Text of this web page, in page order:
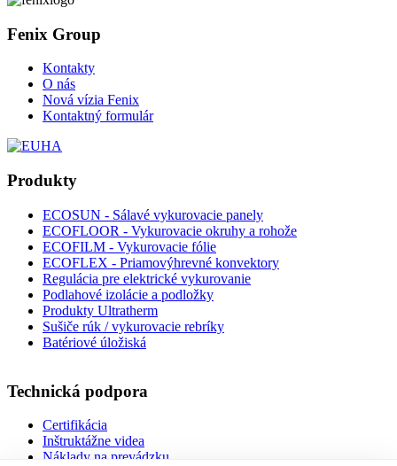
Fenix Group
Kontakty
O nás
Nová vízia Fenix
Kontaktný formulár
Produkty
ECOSUN - Sálavé vykurovacie panely
ECOFLOOR - Vykurovacie okruhy a rohože
ECOFILM - Vykurovacie fólie
ECOFLEX - Priamovýhrevné konvektory
Regulácia pre elektrické vykurovanie
Podlahové izolácie a podložky
Produkty Ultratherm
Sušiče rúk / vykurovacie rebríky
Batériové úložiská
Technická podpora
Certifikácia
Inštruktážne videa
Náklady na prevádzku